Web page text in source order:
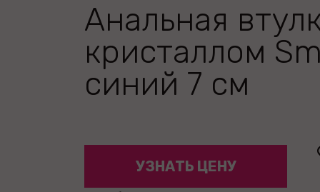
Анальная
кристаллом
синий 7 см
УЗНАТЬ ЦЕНУ